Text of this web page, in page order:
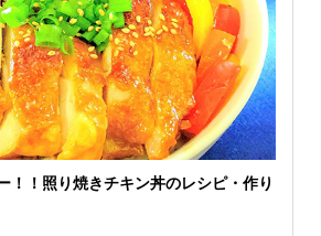
！！照り焼きチキン丼のレシピ・作り